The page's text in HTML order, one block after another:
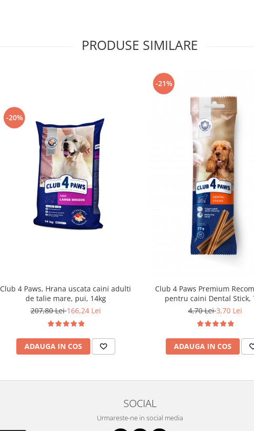
PRODUSE SIMILARE
-20%
Club 4 Paws, Hrana uscata caini adulti
de talie mare, pui, 14kg
207,80 Lei166,24 Lei
ADAUGA IN COS
-21%
Club 4 Paws Premium
pentru caini Dental Stick,
4,70 Lei3,70 Lei
ADAUGA IN COS
SOCIAL
Urmareste-ne in social media